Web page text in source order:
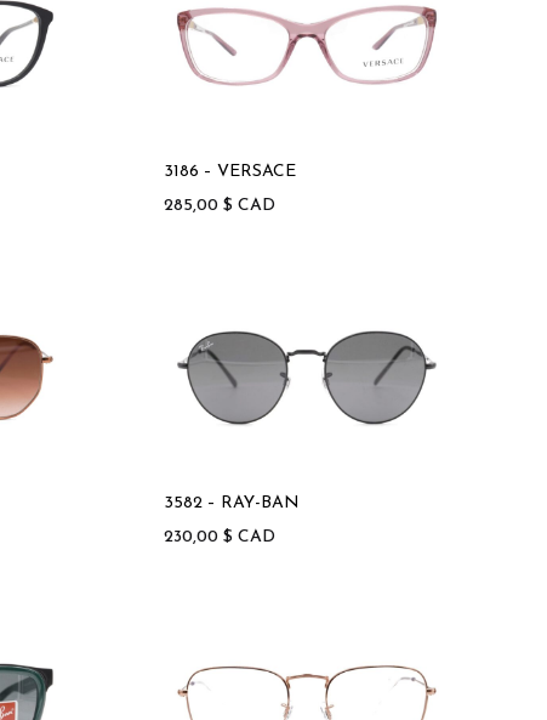
3186 – VERSACE
285,00 $ CAD
3582 – RAY-BAN
230,00 $ CAD